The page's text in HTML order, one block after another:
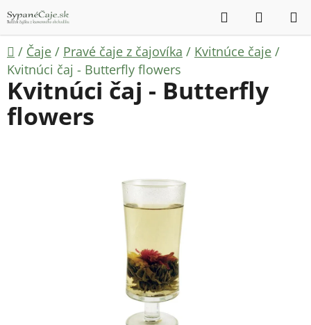
na
obsah
Hľadať
KOŠÍK
Domov
/ Čaje / Pravé čaje z čajovíka / Kvitnúce čaje /
Kvitnúci čaj - Butterfly flowers
Kvitnúci čaj - Butterfly
flowers